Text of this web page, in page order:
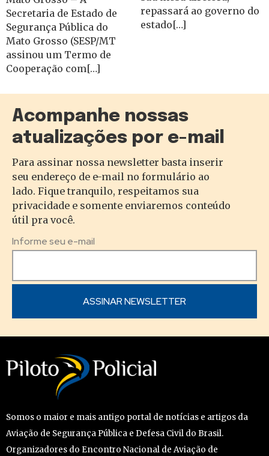
Secretaria de Estado de
Segurança Pública do
Mato Grosso (SESP/MT
assinou um Termo de
Cooperação com[…]
repassará ao governo do
estado[…]
Acompanhe nossas
atualizações por e-mail
Para assinar nossa newsletter basta inserir
seu endereço de e-mail no formulário ao
lado. Fique tranquilo, respeitamos sua
privacidade e somente enviaremos conteúdo
útil pra você.
Informe seu e-mail
Somos o maior e mais antigo portal de notícias e artigos da
Aviação de Segurança Pública e Defesa Civil do Brasil.
Organizadores do Encontro Nacional de Aviação de